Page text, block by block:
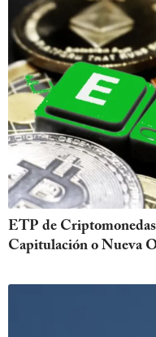
ETP de Criptomonedas
Capitulación o Nueva